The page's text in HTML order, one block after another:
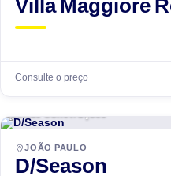
Consulte o preço
JOÃO PAULO
D/Season